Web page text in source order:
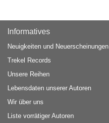
Informatives
Neuigkeiten und Neuerscheinungen
Trekel Records
Unsere Reihen
Lebensdaten unserer Autoren
Wir über uns
Liste vorrätiger Autoren